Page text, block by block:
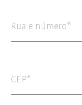
Rua e número
CEP